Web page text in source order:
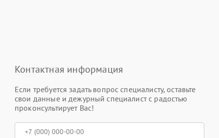
Контактная информация
Если требуется задать вопрос специалисту, оставьте
свои данные и дежурный специалист с радостью
проконсультирует Вас!